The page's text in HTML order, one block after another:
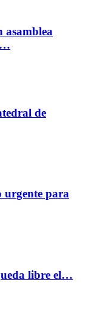
asamblea
de
urgente para
libre el…